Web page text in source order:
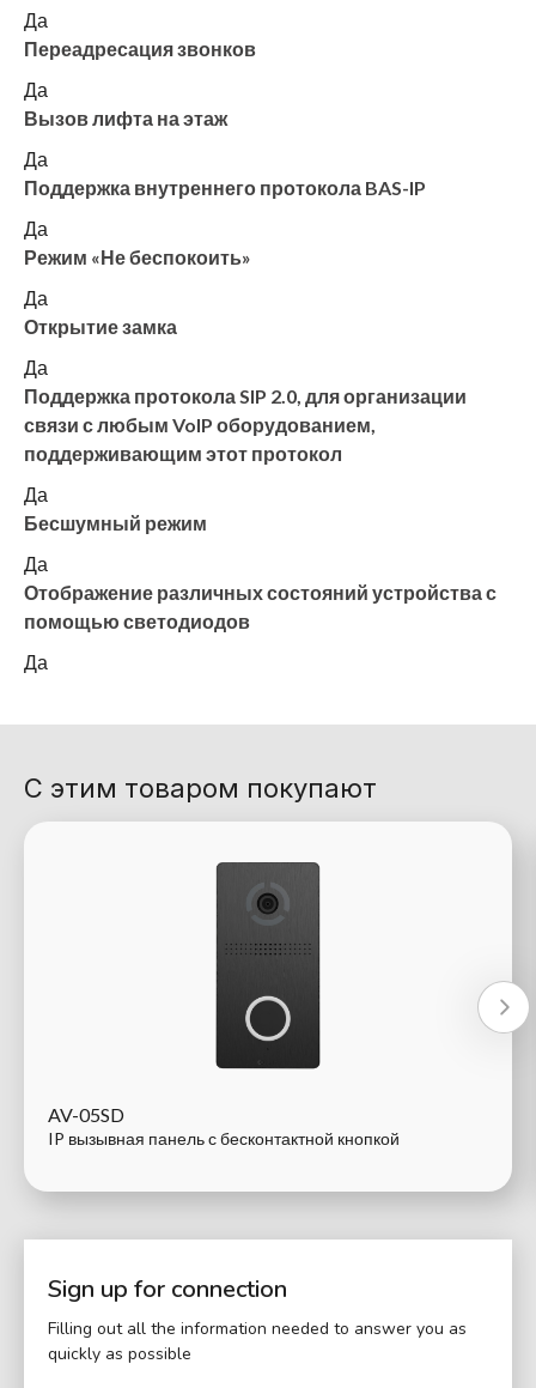
Да
Переадресация звонков
Да
Вызов лифта на этаж
Да
Поддержка внутреннего протокола BAS-IP
Да
Режим «Не беспокоить»
Да
Открытие замка
Да
Поддержка протокола SIP 2.0, для организации
связи с любым VoIP оборудованием,
поддерживающим этот протокол
Да
Бесшумный режим
Да
Отображение различных состояний устройства с
помощью светодиодов
Да
С этим товаром покупают
AV-05SD
IP вызывная панель с бесконтактной кнопкой
Sign up for connection
Filling out all the information needed to answer you as
quickly as possible